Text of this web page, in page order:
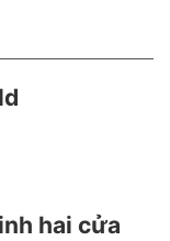
hai cửa